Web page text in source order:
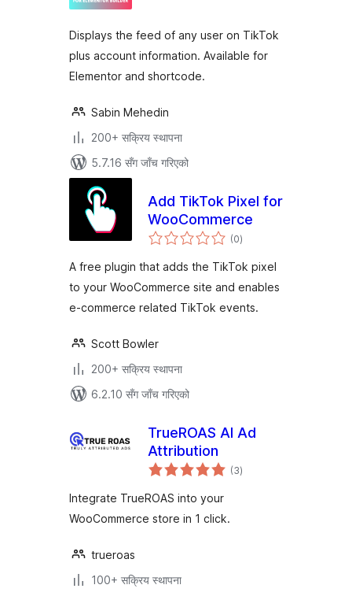
Displays the feed of any user on TikTok
plus account information. Available for
Elementor and shortcode.
Sabin Mehedin
200+ सक्रिय स्थापना
5.7.16 सँग जाँच गरिएको
Add TikTok Pixel for
WooCommerce
(0कुल
रेटिङ्गहरू
)
A free plugin that adds the TikTok pixel
to your WooCommerce site and enables
e-commerce related TikTok events.
Scott Bowler
200+ सक्रिय स्थापना
6.2.10 सँग जाँच गरिएको
TrueROAS AI Ad
Attribution
(3कुल
रेटिङ्गहरू
)
Integrate TrueROAS into your
WooCommerce store in 1 click.
trueroas
100+ सक्रिय स्थापना